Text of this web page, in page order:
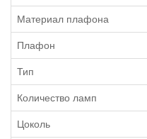
Материал плафона
Плафон
Тип
Количество ламп
Цоколь